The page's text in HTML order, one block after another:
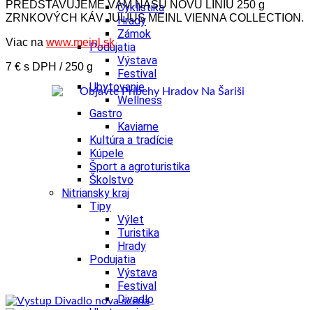
Cyklistika
Hrady
Zámok
Podujatia
Výstava
Festival
Ubytovanie
Wellness
Gastro
Kaviarne
Kultúra a tradície
Kúpele
Šport a agroturistika
Školstvo
Nitriansky kraj
Tipy
Výlet
Turistika
Hrady
Podujatia
Výstava
Festival
Divadlo
PREDSTAVUJEME VÁM NAŠU NOVÚ LÍNIU 250 g
ZRNKOVÝCH KÁV JULIUS MEINL VIENNA COLLECTION.
Viac na www.meinl.sk
7 € s DPH / 250 g